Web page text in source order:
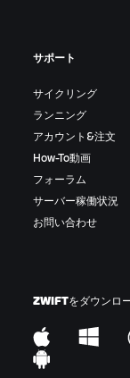
いていくことが
集団スプリント/
プリント。ゴー
ギャップ:
前走者
離の差。タイム
ペースアップ/激走:
では「Hammer
イマーのこと。
印。直訳すると
脱落:メイン集団
サポート
サイクリング
ランニング
アカウント&注文
How-To動画
フォーラム
サーバー稼働状況
お問い合わせ
ZWIFTをダウンロ